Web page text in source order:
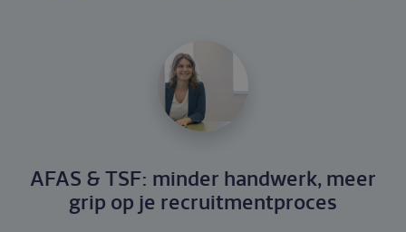
AFAS & TSF: minder handwerk, meer
grip op je recruitmentproces